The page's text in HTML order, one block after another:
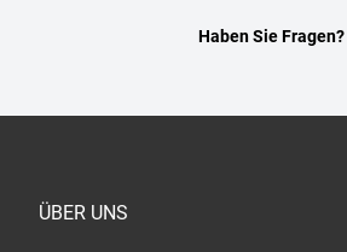
Haben Sie Fragen?
ÜBER UNS